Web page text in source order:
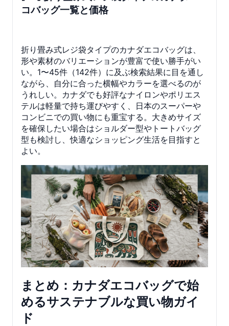
コバッグ一覧と価格
折り畳み式レジ袋タイプのカナダエコバッグは、
形や素材のバリエーションが豊富で使い勝手がい
い。1〜45件（142件）に及ぶ検索結果に目を通し
ながら、自分に合った横幅やカラーを選べるのが
うれしい。カナダでも好評なナイロンやポリエス
テルは軽量で持ち運びやすく、日本のスーパーや
コンビニでの買い物にも重宝する。大きめサイズ
を確保したい場合はショルダー型やトートバッグ
型も検討し、快適なショッピング生活を目指すと
よい。
まとめ：カナダエコバッグで始
めるサステナブルな買い物ガイ
ド